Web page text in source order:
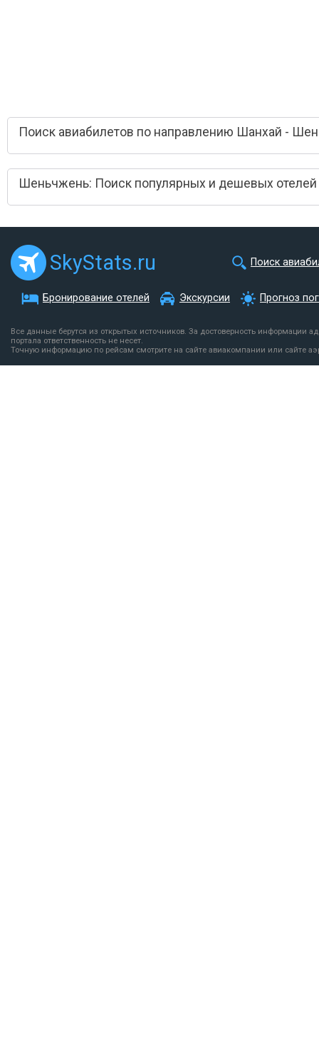
Поиск авиабилетов по направлению Шанхай -
Шеньчжень: Поиск популярных и дешевых отелей
SkyStats.ru Поиск
Бронирование отелей Экскурсии Прогноз
Все данные берутся из открытых источников. За достоверность информации
портала ответственность не несет.
Точную информацию по рейсам смотрите на сайте авиакомпании или сайте